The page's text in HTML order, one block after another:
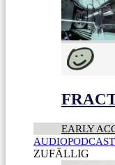
EARLY
ZUFÄLLIG